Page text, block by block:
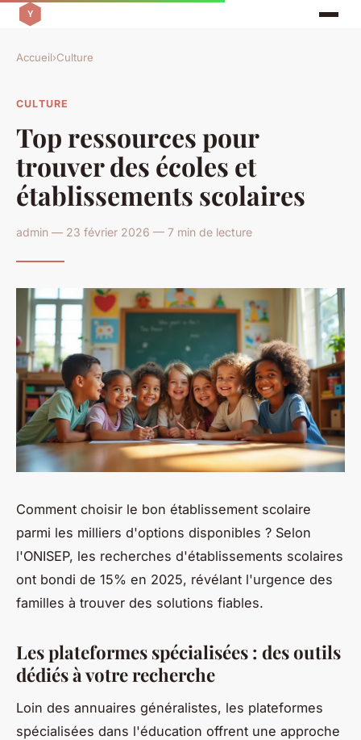
Accueil›Culture
CULTURE
Top ressources pour
trouver des écoles et
établissements scolaires
admin — 23 février 2026 — 7 min de lecture
Comment choisir le bon établissement scolaire
parmi les milliers d'options disponibles ? Selon
l'ONISEP, les recherches d'établissements scolaires
ont bondi de 15% en 2025, révélant l'urgence des
familles à trouver des solutions fiables.
Les plateformes spécialisées : des outils
dédiés à votre recherche
Loin des annuaires généralistes, les plateformes
spécialisées dans l'éducation offrent une approche